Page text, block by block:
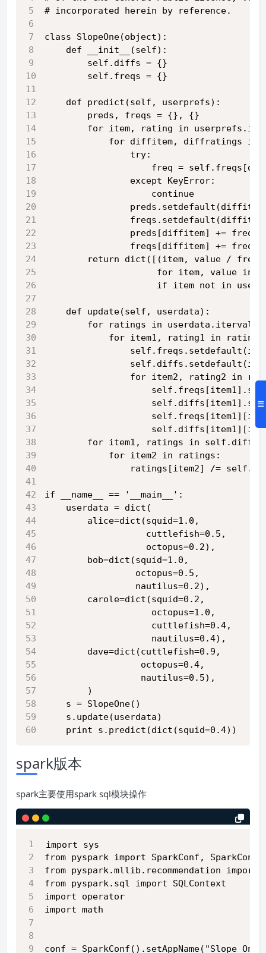
# incorporated herein by reference.
class SlopeOne(object):
    def __init__(self):
        self.diffs = {}
        self.freqs = {}
    def predict(self, userprefs):
        preds, freqs = {}, {}
for item, rating in
for diffitem, diffratings in
                try:
freq =
                except KeyError:
                    continue
preds[diffitem] += freq
                freqs[diffitem] += freq
return dict([(item, value /
for item, value in
if item not in
    def update(self, userdata):
for ratings in
for item1, rating1 in
for item2, rating2 in
for item1, ratings in
            for item2 in ratings:
ratings[item2] /=
if __name__ == '__main__':
    userdata = dict(
        alice=dict(squid=1.0,
                   cuttlefish=0.5,
                   octopus=0.2),
        bob=dict(squid=1.0,
                 octopus=0.5,
                 nautilus=0.2),
        carole=dict(squid=0.2,
                    octopus=1.0,
                    cuttlefish=0.4,
                    nautilus=0.4),
        dave=dict(cuttlefish=0.9,
                  octopus=0.4,
                  nautilus=0.5),
        )
    s = SlopeOne()
    s.update(userdata)
    print s.predict(dict(squid=0.4))
spark版本
spark主要使用spark sql模块操作
import sys
from pyspark import SparkConf,
from pyspark.mllib.recommendation import
from pyspark.sql import SQLContext
import operator
import math
conf = SparkConf().setAppName("Slope